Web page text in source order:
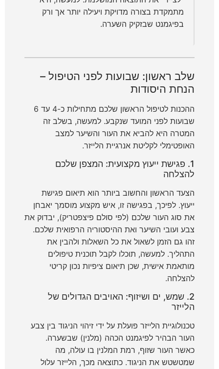
מתמקדת בצורה מדויקת ויעילה יותר אך ורק
בפיגמנט שבזקיק השערה.
שלב ראשון: שבועות לפני הטיפול –
הנחת היסודות
ההכנות לטיפול הראשון שלכם מתחילות כ-4 עד 6
שבועות לפני המועד שנקבע. למעשה, בשלב זה
המטרה היא להביא את העור והשיער למצב
האופטימלי לקליטת אנרגיית הלייזר.
1. פגישת ייעוץ מקצועית: המצפן שלכם
להצלחה
הצעד הראשון והחשוב ביותר הוא תיאום פגישת
ייעוץ. לפיכך, בפגישה זו, איש מקצוע מוסמך יאבחן
את סוג העור שלכם (לפי סולם פיצפטריק), יבדוק את
צבע ועובי השיער ואת ההיסטוריה הרפואית שלכם.
זהו גם הזמן לשאול את כל השאלות ולהבין את
התהליך. למעשה, תוכלו לקבל תוכנית טיפולים
מותאמת אישית, שכן תיאום ציפיות נכון קריטי
להצלחה.
2. שמש, ים ושיזוף: האויבים הגדולים של
הלייזר
טכנולוגיית הלייזר פועלת על ידי זיהוי הניגוד בין צבע
העור הבהיר לפיגמנט הכהה (מלנין) שבשערה.
כאשר העור שזוף, רמת המלנין בו עולה, מה
שמטשטש את הניגוד. כתוצאה מכך, הלייזר עלול